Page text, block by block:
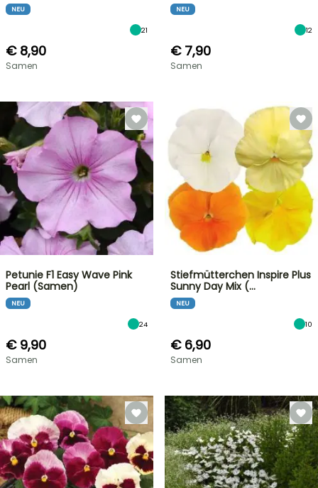
NEU
21
€ 8,90
Samen
NEU
12
€ 7,90
Samen
Petunie F1 Easy Wave Pink
Pearl (Samen)
NEU
24
€ 9,90
Samen
Stiefmütterchen Inspire Plus
Sunny Day Mix (…
NEU
10
€ 6,90
Samen